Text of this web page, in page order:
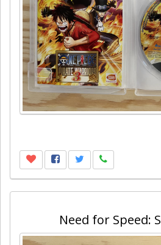
Need for Speed: